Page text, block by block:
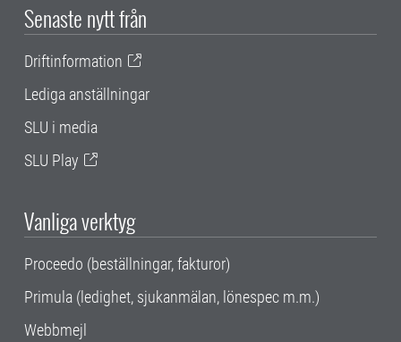
Senaste nytt från
Driftinformation
Lediga anställningar
SLU i media
SLU Play
Vanliga verktyg
Proceedo (beställningar, fakturor)
Primula (ledighet, sjukanmälan, lönespec m.m.)
Webbmejl